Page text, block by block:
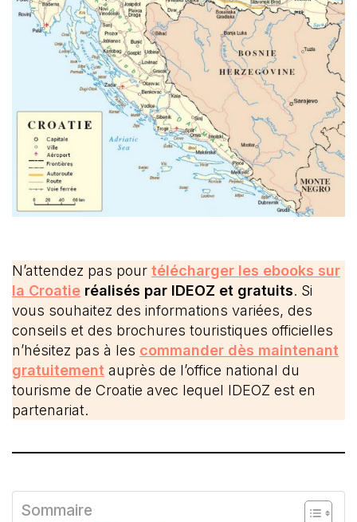
N’attendez pas pour télécharger les ebooks sur
la Croatie réalisés par IDEOZ et gratuits. Si
vous souhaitez des informations variées, des
conseils et des brochures touristiques officielles
n’hésitez pas à les commander dès maintenant
gratuitement auprès de l’office national du
tourisme de Croatie avec lequel IDEOZ est en
partenariat.
Sommaire